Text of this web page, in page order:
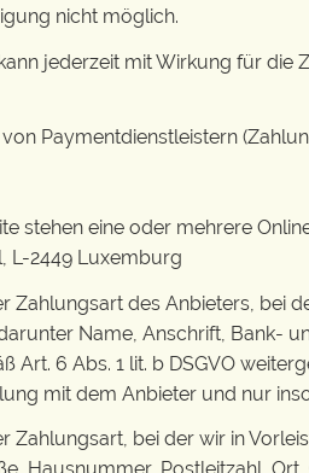
nicht möglich.
jederzeit mit Wirkung für
Paymentdienstleistern
stehen eine oder mehrere
L-2449 Luxemburg
Zahlungsart des Anbieters, bei
Name, Anschrift, Bank-
Art. 6 Abs. 1 lit. b DSGVO
mit dem Anbieter und nur
Zahlungsart, bei der wir in